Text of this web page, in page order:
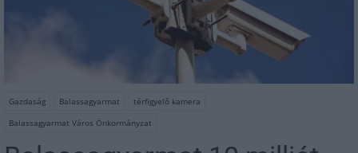
Gazdaság Balassagyarmat
térfigyelő kamera
Balassagyarmat Város Önkormányzat